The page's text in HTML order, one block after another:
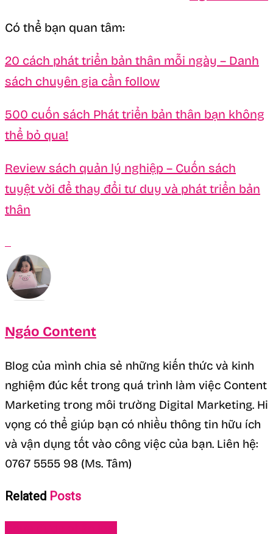
Có thể bạn quan tâm:
20 cách phát triển bản thân mỗi ngày – Danh
sách chuyên gia cần follow
500 cuốn sách Phát triển bản thân bạn không
thể bỏ qua!
Review sách quản lý nghiệp – Cuốn sách
tuyệt vời để thay đổi tư duy và phát triển bản
thân
Ngáo Content
Blog của mình chia sẻ những kiến thức và kinh
nghiệm đúc kết trong quá trình làm việc Content
Marketing trong môi trường Digital Marketing. Hi
vọng có thể giúp bạn có nhiều thông tin hữu ích
và vận dụng tốt vào công việc của bạn. Liên hệ:
0767 5555 98 (Ms. Tâm)
Related Posts